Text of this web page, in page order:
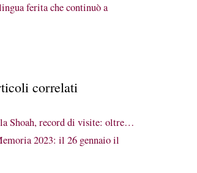
ferita che continuò a
correlati
Shoah, record di visite: oltre…
2023: il 26 gennaio il